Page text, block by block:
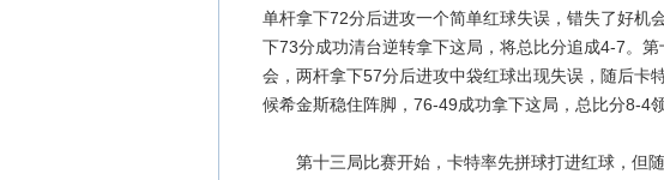
单杆拿下72分后进攻一个简单红球失误，错失了好机
下73分成功清台逆转拿下这局，将总比分追成4-7。
会，两杆拿下57分后进攻中袋红球出现失误，随后卡
候希金斯稳住阵脚，76-49成功拿下这局，总比分8-4
第十三局比赛开始，卡特率先拼球打进红球，但